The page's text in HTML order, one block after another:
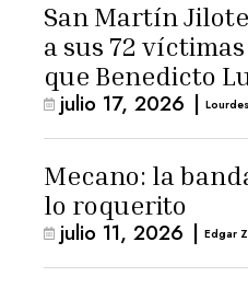
San Martín
a sus 72
que Benedicto
arresto
julio 17, 2026 |
Mecano: la
lo roquerito
julio 11, 2026 | Edgar